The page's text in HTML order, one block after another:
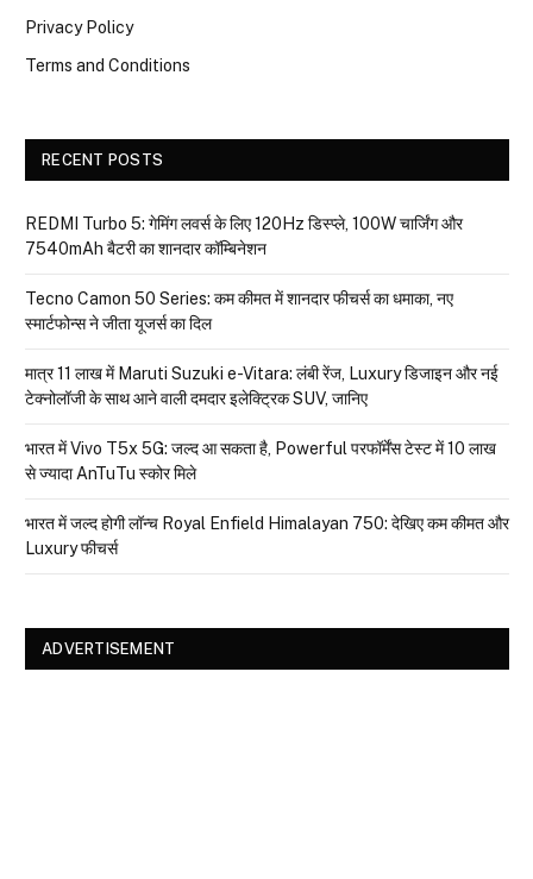
Privacy Policy
Terms and Conditions
RECENT POSTS
REDMI Turbo 5: गेमिंग लवर्स के लिए 120Hz डिस्प्ले, 100W चार्जिंग और
7540mAh बैटरी का शानदार कॉम्बिनेशन
Tecno Camon 50 Series: कम कीमत में शानदार फीचर्स का धमाका, नए
स्मार्टफोन्स ने जीता यूजर्स का दिल
मात्र ₹11 लाख में Maruti Suzuki e-Vitara: लंबी रेंज, Luxury डिजाइन और नई
टेक्नोलॉजी के साथ आने वाली दमदार इलेक्ट्रिक SUV, जानिए
भारत में Vivo T5x 5G: जल्द आ सकता है, Powerful परफॉर्मेंस टेस्ट में 10 लाख
से ज्यादा AnTuTu स्कोर मिले
भारत में जल्द होगी लॉन्च Royal Enfield Himalayan 750: देखिए कम कीमत और
Luxury फीचर्स
ADVERTISEMENT